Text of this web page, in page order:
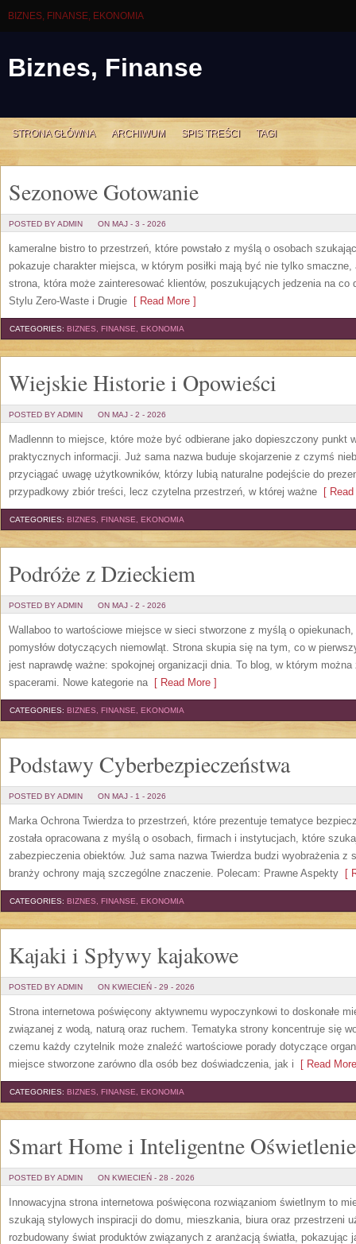
BIZNES, FINANSE, EKONOMIA
Biznes, Finanse
STRONA GŁÓWNA ARCHIWUM SPIS TREŚCI TAGI
Sezonowe Gotowanie
POSTED BY ADMIN ON MAJ - 3 - 2026
kameralne bistro to przestrzeń, które powstało z myślą o osobach
pokazuje charakter miejsca, w którym posiłki mają być nie tylko
strona, która może zainteresować klientów, poszukujących jedzenia na co
Stylu Zero-Waste i Drugie [ Read More ]
CATEGORIES: BIZNES, FINANSE, EKONOMIA
Wiejskie Historie i Opowieści
POSTED BY ADMIN ON MAJ - 2 - 2026
Madlennn to miejsce, które może być odbierane jako dopieszczony punkt
praktycznych informacji. Już sama nazwa buduje skojarzenie z czymś
przyciągać uwagę użytkowników, którzy lubią naturalne podejście do
przypadkowy zbiór treści, lecz czytelna przestrzeń, w której ważne [
CATEGORIES: BIZNES, FINANSE, EKONOMIA
Podróże z Dzieckiem
POSTED BY ADMIN ON MAJ - 2 - 2026
Wallaboo to wartościowe miejsce w sieci stworzone z myślą o
pomysłów dotyczących niemowląt. Strona skupia się na tym, co w
jest naprawdę ważne: spokojnej organizacji dnia. To blog, w którym
spacerami. Nowe kategorie na[ Read More ]
CATEGORIES: BIZNES, FINANSE, EKONOMIA
Podstawy Cyberbezpieczeństwa
POSTED BY ADMIN ON MAJ - 1 - 2026
Marka Ochrona Twierdza to przestrzeń, które prezentuje tematyce
została opracowana z myślą o osobach, firmach i instytucjach, które
zabezpieczenia obiektów. Już sama nazwa Twierdza budzi wyobrażenia
branży ochrony mają szczególne znaczenie. Polecam: Prawne Aspekty [
CATEGORIES: BIZNES, FINANSE, EKONOMIA
Kajaki i Spływy kajakowe
POSTED BY ADMIN ON KWIECIEŃ - 29 - 2026
Strona internetowa poświęcony aktywnemu wypoczynkowi to doskonałe
związanej z wodą, naturą oraz ruchem. Tematyka strony koncentruje się
czemu każdy czytelnik może znaleźć wartościowe porady dotyczące
miejsce stworzone zarówno dla osób bez doświadczenia, jak i [ Read
CATEGORIES: BIZNES, FINANSE, EKONOMIA
Smart Home i Inteligentne Oświetlenie
POSTED BY ADMIN ON KWIECIEŃ - 28 - 2026
Innowacyjna strona internetowa poświęcona rozwiązaniom świetlnym to
szukają stylowych inspiracji do domu, mieszkania, biura oraz przestrzeni
rozbudowany świat produktów związanych z aranżacją światła, pokazując